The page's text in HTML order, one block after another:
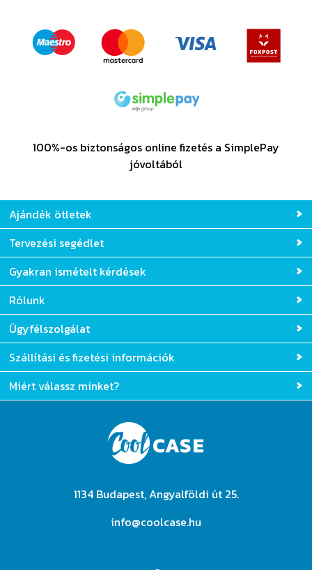
100%-os biztonságos online fizetés a SimplePay
Ajándék ötletek
Tervezési segédlet
Gyakran ismételt kérdések
Rólunk
Ügyfélszolgálat
Szállítási és fizetési információk
Miért válassz minket?